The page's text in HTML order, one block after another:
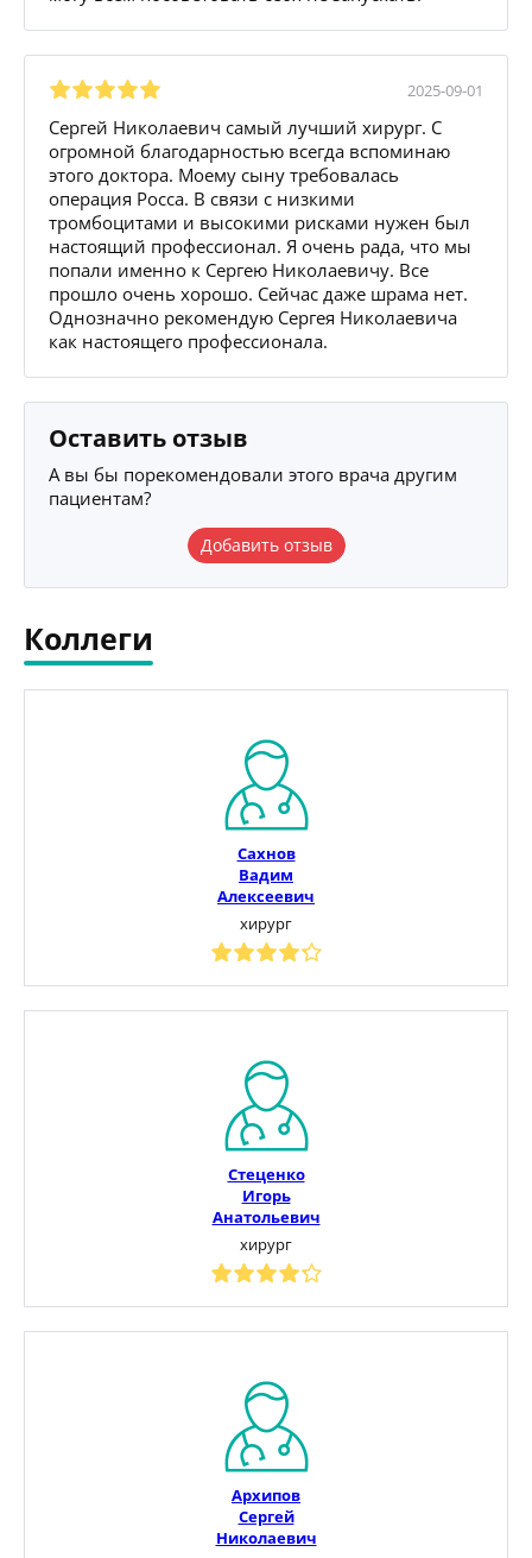
2025-09-01
Сергей Николаевич самый лучший хирург. С
огромной благодарностью всегда вспоминаю
этого доктора. Моему сыну требовалась
операция Росса. В связи с низкими
тромбоцитами и высокими рисками нужен был
настоящий профессионал. Я очень рада, что мы
попали именно к Сергею Николаевичу. Все
прошло очень хорошо. Сейчас даже шрама нет.
Однозначно рекомендую Сергея Николаевича
как настоящего профессионала.
Оставить отзыв
А вы бы порекомендовали этого врача другим
пациентам?
Добавить отзыв
Коллеги
Сахнов
Вадим
Алексеевич
хирург
Стеценко
Игорь
Анатольевич
хирург
Архипов
Сергей
Николаевич